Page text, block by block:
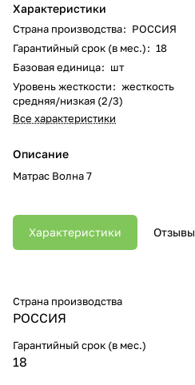
Характеристики
Страна производства: РОССИЯ
Гарантийный срок (в мес.): 18
Базовая единица: шт
Уровень жесткости: жесткость
средняя/низкая (2/3)
Все характеристики
Описание
Матрас Волна 7
Характеристики Отзывы
Страна производства
РОССИЯ
Гарантийный срок (в мес.)
18